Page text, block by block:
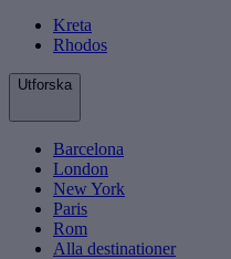
Kreta
Rhodos
Utforska
Barcelona
London
New York
Paris
Rom
Alla destinationer